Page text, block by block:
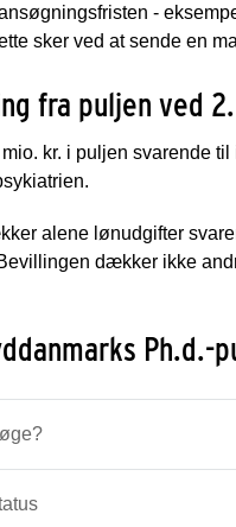
-
sker ved at sende en
fra puljen ved
kr. i puljen svarende
alene lønudgifter
dækker ikke
Ph.d.-